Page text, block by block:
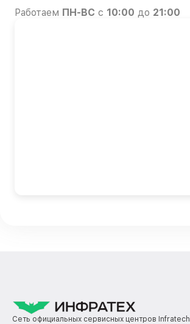
Работаем ПН-ВС с 10:00 до 21:00
Сеть официальных сервисных центров Infratech